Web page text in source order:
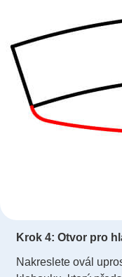
Krok 4: Otvor pro
Nakreslete ovál